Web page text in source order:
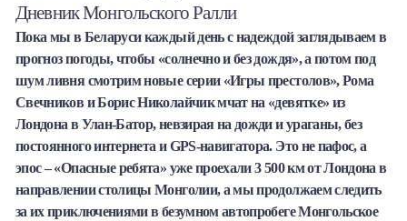
Онлайн-обменник
Премиальный сервис Prime Line
Мобильный банк MOBY
Дневник Монгольского Ралли
Пока мы в Беларуси каждый день с надеждой заглядываем в
прогноз погоды, чтобы «солнечно и без дождя», а потом под
шум ливня смотрим новые серии «Игры престолов», Рома
Свечников и Борис Николайчик мчат на «девятке» из
Лондона в Улан-Батор, невзирая на дожди и ураганы, без
постоянного интернета и GPS-навигатора. Это не пафос, а
эпос – «Опасные ребята» уже проехали 3 500 км от Лондона в
направлении столицы Монголии, а мы продолжаем следить
за их приключениями в безумном автопробеге Монгольское